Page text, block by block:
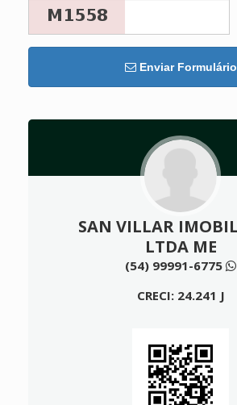
Enviar Formulário
SAN VILLAR
LTDA ME
(54) 99991-6775
CRECI: 24.241 J